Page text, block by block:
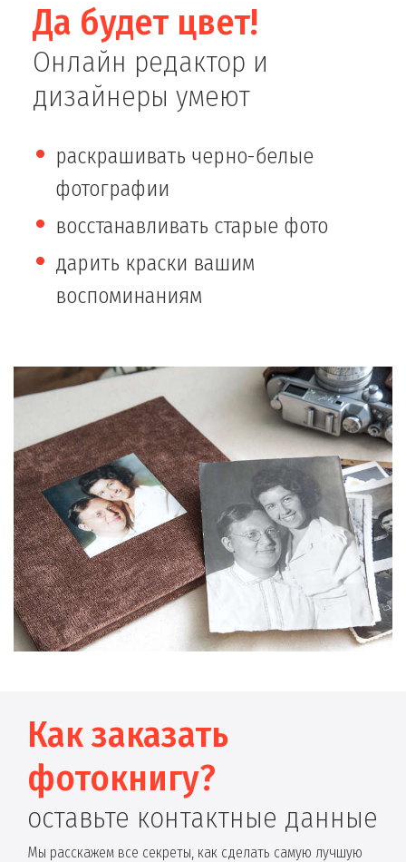
Да будет цвет!
Онлайн редактор и
дизайнеры умеют
раскрашивать черно-белые
фотографии
восстанавливать старые фото
дарить краски вашим
воспоминаниям
Как заказать
фотокнигу?
оставьте контактные данные
Мы расскажем все секреты, как сделать самую лучшую